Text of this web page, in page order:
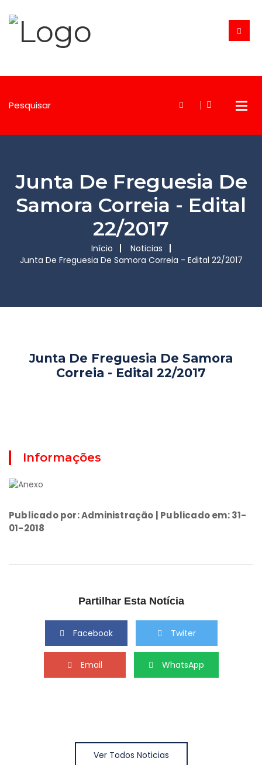
Junta De Freguesia De
Samora Correia - Edital
22/2017
Início
Noticias
Junta De Freguesia De Samora Correia - Edital 22/2017
Junta De Freguesia De Samora
Correia - Edital 22/2017
Informações
Publicado por: Administração | Publicado em: 31-
01-2018
Partilhar Esta Notícia
Facebook Twiter
Email WhatsApp
Ver Todos Noticias